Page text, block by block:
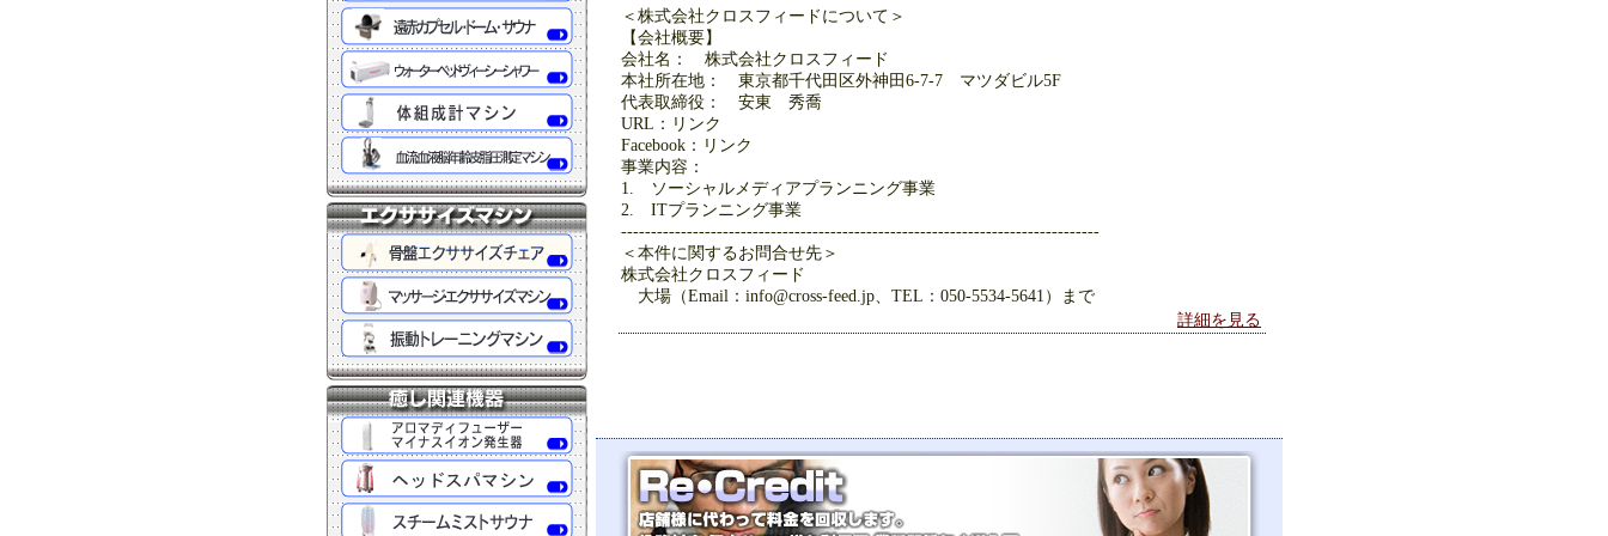
＜株式会社クロスフィードについて＞
【会社概要】
会社名： 株式会社クロスフィード
本社所在地： 東京都千代田区外神田6-7-7 マツダビル5F
代表取締役： 安東 秀喬
URL：リンク
Facebook：リンク
事業内容：
1. ソーシャルメディアプランニング事業
2. ITプランニング事業
--------------------------------------------------------------------------------
＜本件に関するお問合せ先＞
株式会社クロスフィード
大場（Email：info@cross-feed.jp、TEL：050-5534-5641）まで
詳細を見る